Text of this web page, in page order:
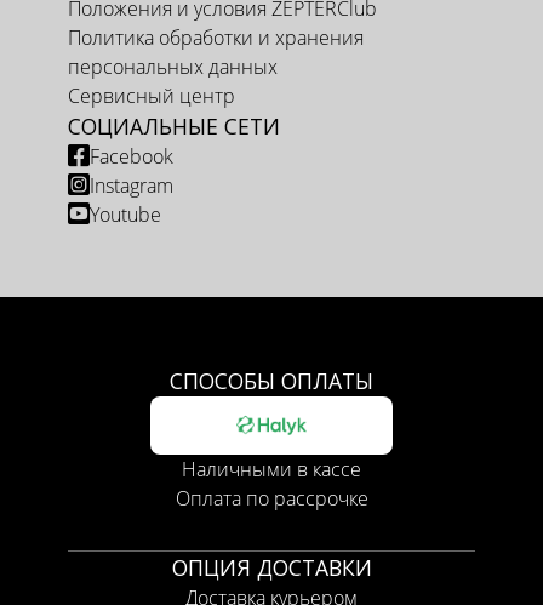
Положения и условия ZEPTERClub
Политика обработки и хранения
персональных данных
Сервисный центр
СОЦИАЛЬНЫЕ СЕТИ
Facebook
Instagram
Youtube
СПОСОБЫ ОПЛАТЫ
Наличными в кассе
Оплата по рассрочке
ОПЦИЯ ДОСТАВКИ
Доставка курьером